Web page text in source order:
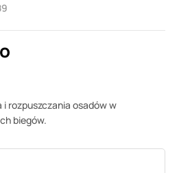
i rozpuszczania osadów w
biegów.